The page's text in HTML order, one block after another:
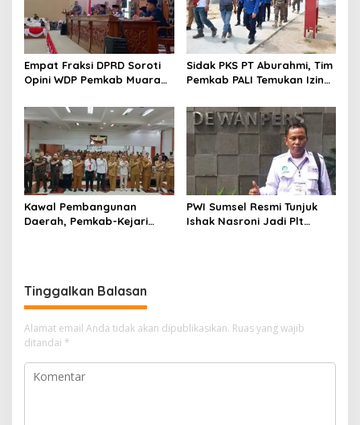
Empat Fraksi DPRD Soroti
Opini WDP Pemkab Muara
Kelola Keuangan
Sidak PKS PT Aburahmi, Tim
Pemkab PALI Temukan Izin
Kawal Pembangunan
Daerah, Pemkab-Kejari
PWI Sumsel Resmi Tunjuk
Ishak Nasroni Jadi Plt
Tinggalkan Balasan
Alamat email Anda tidak akan dipublikasikan. Ruas yang wajib
ditandai *